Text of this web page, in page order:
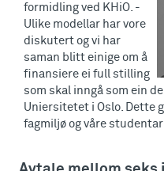
formidling ved KHiO. -
Ulike modellar har vore
diskutert og vi har
saman blitt einige om å
finansiere ei full stilling
som skal inngå som ein
Uniersitetet i Oslo. Dette
fagmiljø og våre